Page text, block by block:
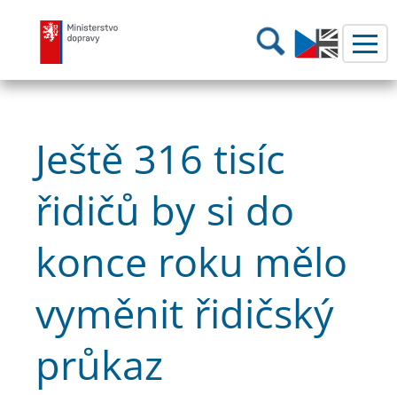
Ministerstvo dopravy Hledání
Ještě 316 tisíc
řidičů by si do
konce roku mělo
vyměnit řidičský
průkaz